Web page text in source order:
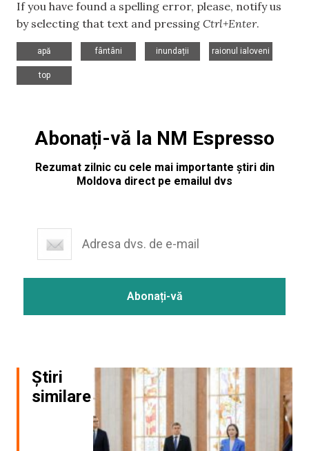
If you have found a spelling error, please, notify us
by selecting that text and pressing Ctrl+Enter.
apă
fântâni
inundații
raionul ialoveni
top
Abonați-vă la NM Espresso
Rezumat zilnic cu cele mai importante știri din
Moldova direct pe emailul dvs
Știri
similare